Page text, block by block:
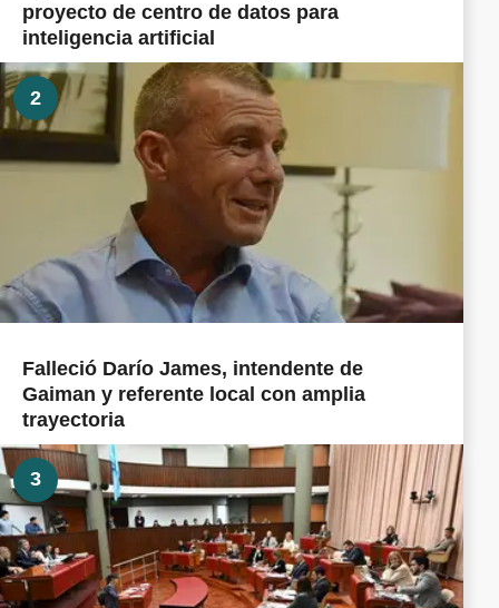
proyecto de centro de datos para
inteligencia artificial
2
Falleció Darío James, intendente de
Gaiman y referente local con amplia
trayectoria
3